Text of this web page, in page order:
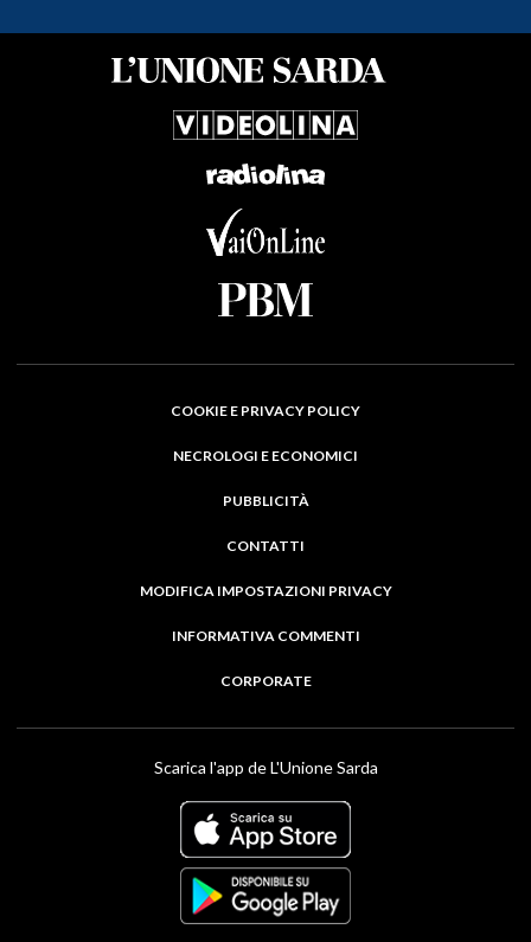
COOKIE E PRIVACY POLICY
NECROLOGI E ECONOMICI
PUBBLICITÀ
CONTATTI
MODIFICA IMPOSTAZIONI PRIVACY
INFORMATIVA COMMENTI
CORPORATE
Scarica l'app de L'Unione Sarda